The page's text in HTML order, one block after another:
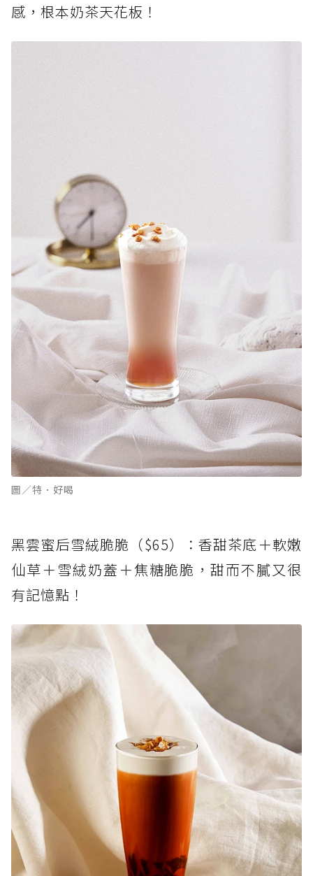
感，根本奶茶天花板！
圖／特．好喝
黑雲蜜后雪絨脆脆（$65）：香甜茶底＋軟嫩
仙草＋雪絨奶蓋＋焦糖脆脆，甜而不膩又很
有記憶點！